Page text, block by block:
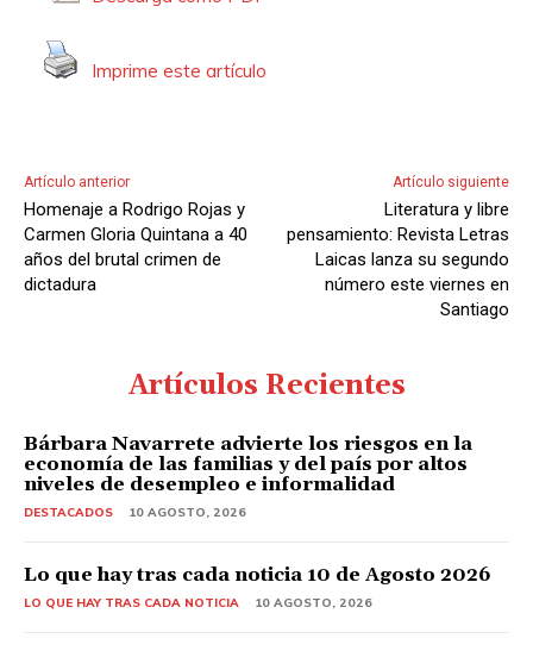
i
o
Imprime este artículo
Artículo anterior
Homenaje a Rodrigo Rojas y
Carmen Gloria Quintana a 40
años del brutal crimen de
dictadura
Artículo siguiente
Literatura y libre
pensamiento: Revista Letras
Laicas lanza su segundo
número este viernes en
Santiago
Artículos Recientes
Bárbara Navarrete advierte los riesgos en la
economía de las familias y del país por altos
niveles de desempleo e informalidad
DESTACADOS 10 AGOSTO, 2026
Lo que hay tras cada noticia 10 de Agosto 2026
LO QUE HAY TRAS CADA NOTICIA 10 AGOSTO, 2026